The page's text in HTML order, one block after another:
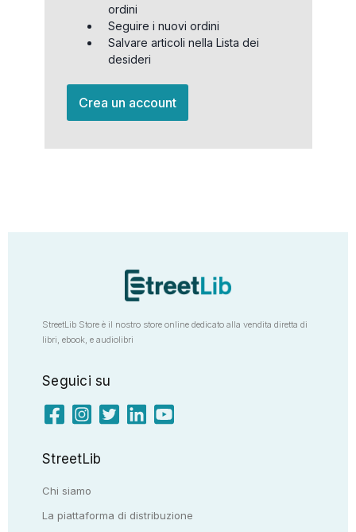
ordini
Seguire i nuovi ordini
Salvare articoli nella Lista dei
desideri
Crea un account
StreetLib Store è il nostro store online dedicato alla vendita diretta di
libri, ebook, e audiolibri
Seguici su
StreetLib
Chi siamo
La piattaforma di distribuzione